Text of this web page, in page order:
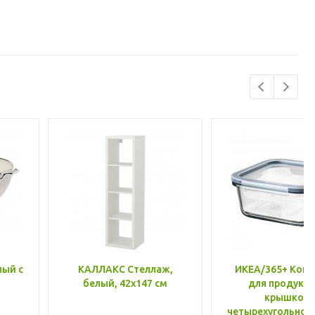
с
КАЛЛАКС Стеллаж,
белый, 42x147 см
ИКЕА/365+
для
крышкой,